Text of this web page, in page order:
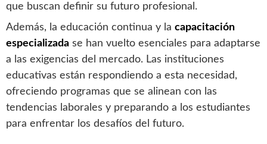
que buscan definir su futuro profesional.
Además, la educación continua y la capacitación
especializada se han vuelto esenciales para adaptarse
a las exigencias del mercado. Las instituciones
educativas están respondiendo a esta necesidad,
ofreciendo programas que se alinean con las
tendencias laborales y preparando a los estudiantes
para enfrentar los desafíos del futuro.